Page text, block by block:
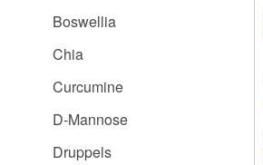
toegankelijkheidsmenu
Boswellia
Chia
Curcumine
D-Mannose
Druppels